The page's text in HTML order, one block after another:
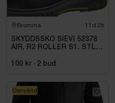
Bromma 11d 2h
SKYDDSSKO SIEVI 52378
AIR, R2 ROLLER S1. STL
100 kr · 2 bud
Oanvänd